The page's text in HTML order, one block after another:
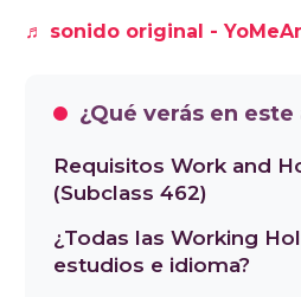
seis meses con el mismo
pueden volver a
si cumplen ciertos
anuales para argentinos y
♬ sonido original -
¿Qué verás en
Requisitos Work and
(Subclass 462)
¿Todas las Working
estudios e idioma?